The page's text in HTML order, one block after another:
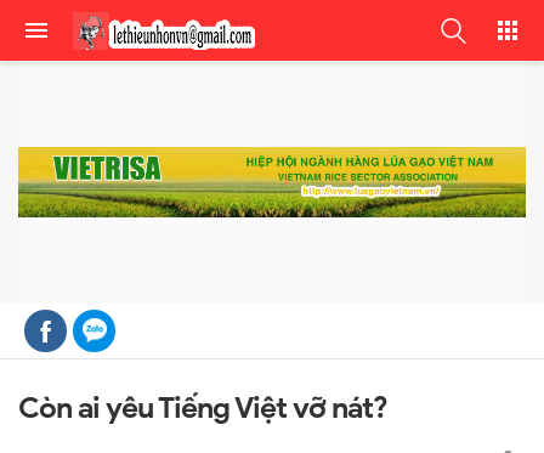
Còn ai yêu Tiếng Việt vỡ nát?